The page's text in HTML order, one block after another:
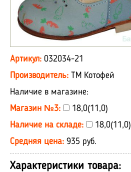
Артикул: 032034-21
Производитель: ТМ Котофей
Наличие в магазине:
Магазин №3:
18,0(11,0)
Наличие на складе:
18,0(11,0)
Средняя цена: 935 руб.
Характеристики товара: